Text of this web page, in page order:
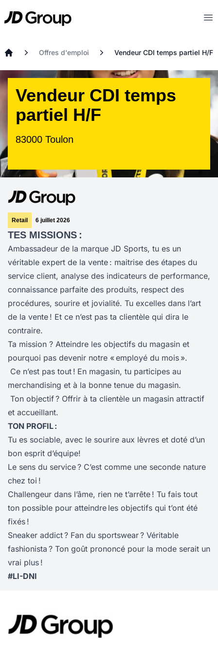
JD
Offres d'emploi Vendeur CDI temps partiel H/F
Vendeur CDI temps
partiel H/F
83000 Toulon
Retail 6 juillet 2026
TES MISSIONS :
Ambassadeur de la marque JD Sports, tu es un
véritable expert de la vente : maitrise des étapes du
service client, analyse des indicateurs de performance,
connaissance parfaite des produits, respect des
procédures, sourire et jovialité. Tu excelles dans l’art
de la vente ! Et ce n’est pas ta clientèle qui dira le
contraire.
Ta mission ? Atteindre les objectifs du magasin et
pourquoi pas devenir notre « employé du mois ».
Ce n’est pas tout ! En magasin, tu participes au
merchandising et à la bonne tenue du magasin.
Ton objectif ? Offrir à ta clientèle un magasin attractif
et accueillant.
TON PROFIL :
Tu es sociable, avec le sourire aux lèvres et doté d’un
bon esprit d’équipe!
Le sens du service ? C’est comme une seconde nature
chez toi !
Challengeur dans l’âme, rien ne t’arrête ! Tu fais tout
ton possible pour atteindre les objectifs qui t’ont été
fixés !
Sneaker addict ? Fan du sportswear ? Véritable
fashionista ? Ton goût prononcé pour la mode serait un
vrai plus !
#LI-DNI